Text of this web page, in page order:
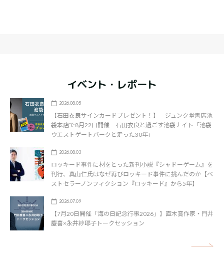
イベント・レポート
2026.08.05
【石田衣良サインカードプレゼント！】 ジュンク堂書店池
袋本店で8月22日開催 石田衣良と過ごす池袋ナイト「池袋
ウエストゲートパークと走った30年」
2026.08.03
ロッキード事件に材をとった新刊小説『シャドーゲーム』を
刊行、真山仁氏はなぜ再びロッキード事件に挑んだのか【ベ
ストセラーノンフィクション『ロッキード』から5年】
2026.07.09
【7月20日開催「海の日記念行事2026」】直木賞作家・門井
慶喜×永井紗耶子トークセッション